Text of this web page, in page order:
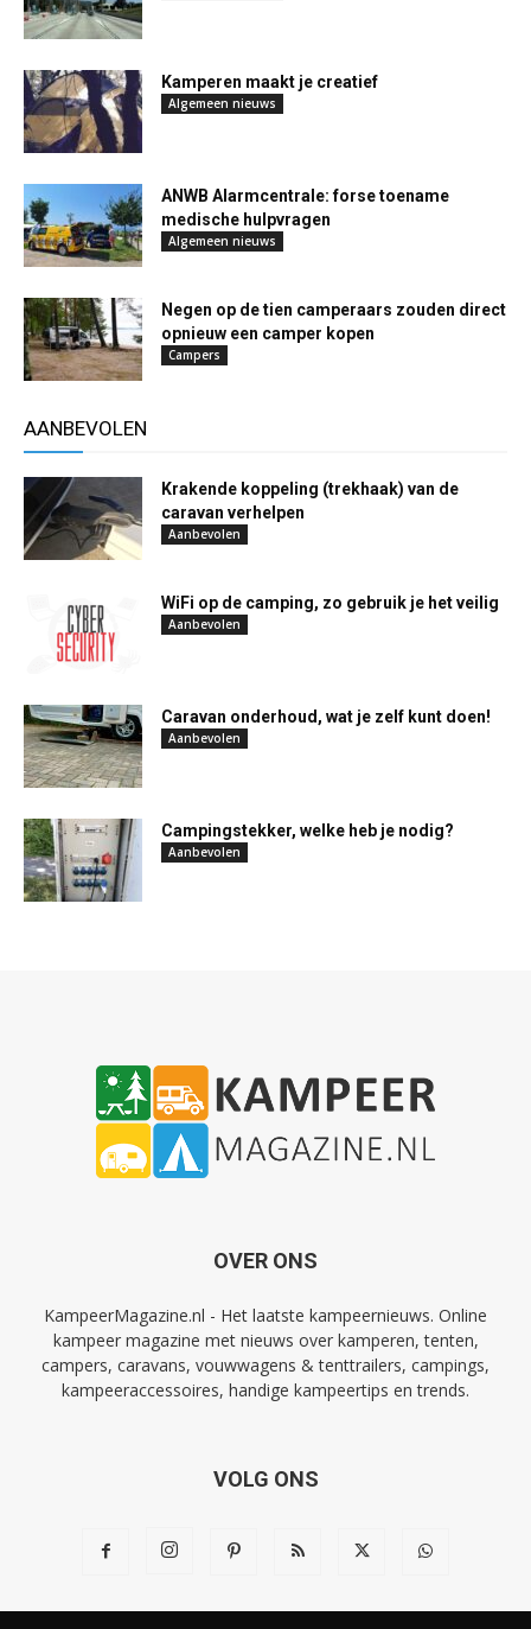
Kamperen maakt je creatief
Algemeen nieuws
ANWB Alarmcentrale: forse toename
medische hulpvragen
Algemeen nieuws
Negen op de tien camperaars zouden direct
opnieuw een camper kopen
Campers
AANBEVOLEN
Krakende koppeling (trekhaak) van de
caravan verhelpen
Aanbevolen
WiFi op de camping, zo gebruik je het veilig
Aanbevolen
Caravan onderhoud, wat je zelf kunt doen!
Aanbevolen
Campingstekker, welke heb je nodig?
Aanbevolen
OVER ONS
KampeerMagazine.nl - Het laatste kampeernieuws. Online
kampeer magazine met nieuws over kamperen, tenten,
campers, caravans, vouwwagens & tenttrailers, campings,
kampeeraccessoires, handige kampeertips en trends.
VOLG ONS